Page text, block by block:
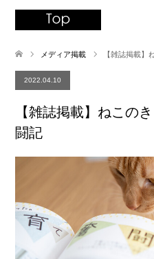
メディア掲載 【雑誌掲載】
2022.04.10
【雑誌掲載】ねこの
闘記